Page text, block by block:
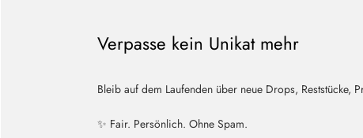
Verpasse kein Unikat mehr
Bleib auf dem Laufenden über neue Drops, Reststücke,
✨ Fair. Persönlich. Ohne Spam.